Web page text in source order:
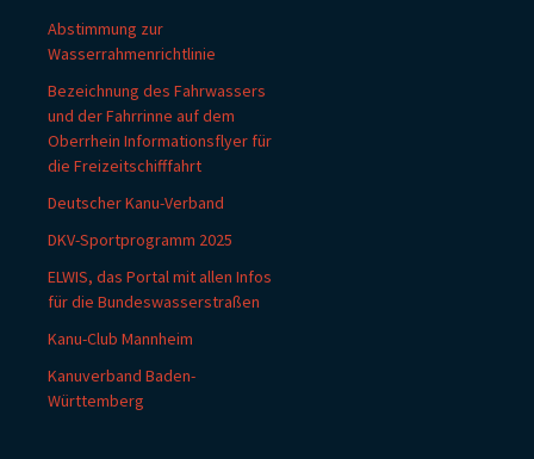
Abstimmung zur
Wasserrahmenrichtlinie
Bezeichnung des Fahrwassers
und der Fahrrinne auf dem
Oberrhein Informationsflyer für
die Freizeitschifffahrt
Deutscher Kanu-Verband
DKV-Sportprogramm 2025
ELWIS, das Portal mit allen Infos
für die Bundeswasserstraßen
Kanu-Club Mannheim
Kanuverband Baden-
Württemberg